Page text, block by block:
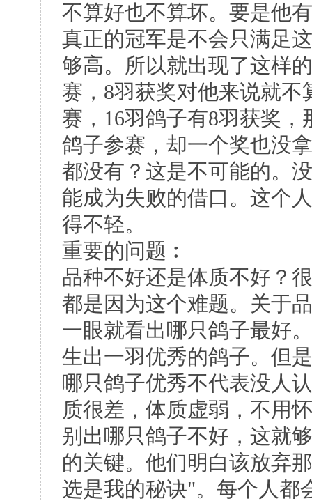
不算好也不算坏。要是他
真正的冠军是不会只满足
够高。所以就出现了这样
赛，8羽获奖对他来说就
赛，16羽鸽子有8羽获奖
鸽子参赛，却一个奖也没
都没有？这是不可能的。
能成为失败的借口。这个
得不轻。
重要的问题︰
品种不好还是体质不好？
都是因为这个难题。关于
一眼就看出哪只鸽子最好
生出一羽优秀的鸽子。但
哪只鸽子优秀不代表没人
质很差，体质虚弱，不用
别出哪只鸽子不好，这就
的关键。他们明白该放弃
选是我的秘诀"。每个人都